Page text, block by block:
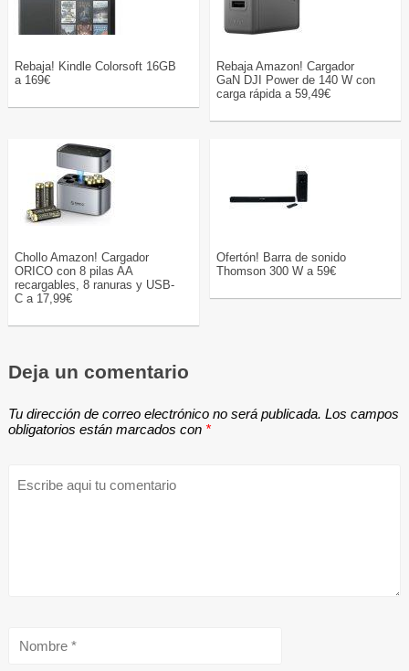
Rebaja! Kindle Colorsoft 16GB
a 169€
Rebaja Amazon! Cargador
GaN DJI Power de 140 W con
carga rápida a 59,49€
Chollo Amazon! Cargador
ORICO con 8 pilas AA
recargables, 8 ranuras y USB-
C a 17,99€
Ofertón! Barra de sonido
Thomson 300 W a 59€
Deja un comentario
Tu dirección de correo electrónico no será publicada. Los campos
obligatorios están marcados con *